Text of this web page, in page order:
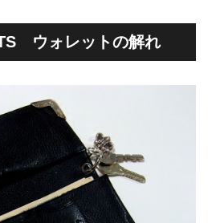
ウォレットの解れ